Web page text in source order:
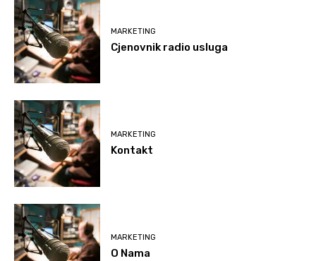
MARKETING
Cjenovnik radio usluga
MARKETING
Kontakt
MARKETING
O Nama